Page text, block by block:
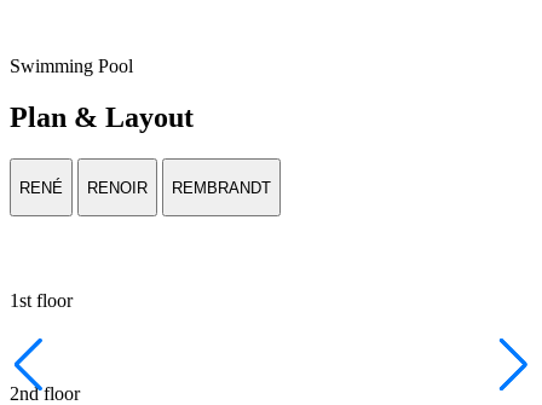
Swimming Pool
Plan & Layout
RENÉ RENOIR REMBRANDT
1st floor
2nd floor